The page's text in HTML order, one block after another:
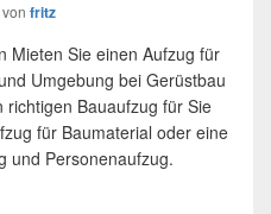
von fritz
Mieten Sie einen Aufzug für
Umgebung bei Gerüstbau
Bauaufzug für Sie
für Baumaterial oder eine
und Personenaufzug.
für Bauaufzüge